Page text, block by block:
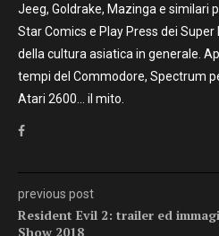
Jeeg, Goldrake, Mazinga e similari
Star Comics e Play Press dei
della cultura asiatica in generale.
tempi del Commodore, Spectrum
Atari 2600… il mito.
previous post
Resident Evil 2: trailer ed
Show 2018